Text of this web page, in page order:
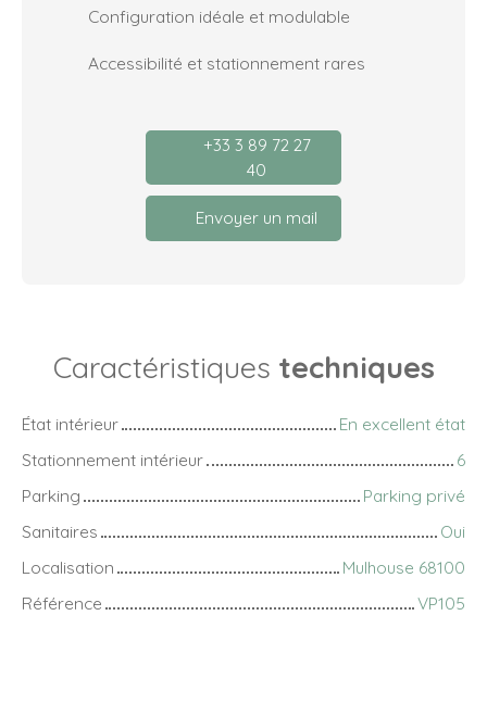
Configuration idéale et modulable
Accessibilité et stationnement rares
+33 3 89 72 27
40
Envoyer un mail
Caractéristiques techniques
État intérieur
En excellent état
Stationnement intérieur
6
Parking
Parking privé
Sanitaires
Oui
Localisation
Mulhouse 68100
Référence
VP105